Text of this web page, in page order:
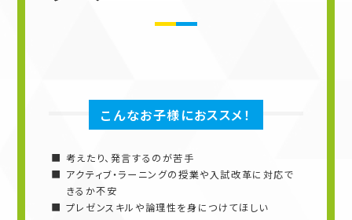
こんなお子様におススメ！
考えたり、発言するのが苦手
アクティブ・ラーニングの授業や入試改革に対応で
きるか不安
プレゼンスキルや論理性を身につけてほしい